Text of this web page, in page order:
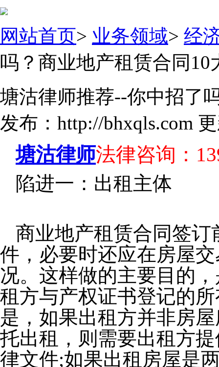
网站首页> 业务领域> 经
吗？商业地产租赁合同10
塘沽律师推荐--你中招了
发布：http://bhxqls.com
塘沽律师法律咨询：
陷进一：出租主体
商业地产租赁合同签
件，必要时还应在房屋
况。这样做的主要目的
租方与产权证书登记的
是，如果出租方并非房
托出租，则需要出租方
律文件;如果出租房屋是